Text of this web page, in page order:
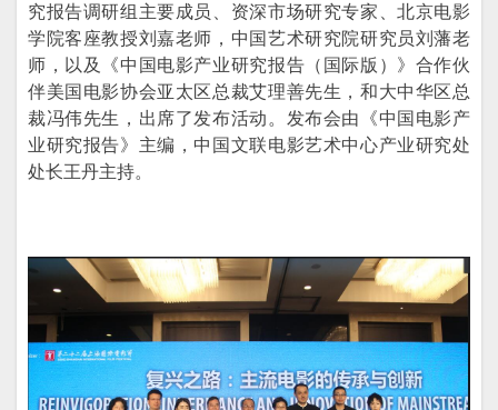
究报告调研组主要成员、资深市场研究专家、北京电影
学院客座教授刘嘉老师，中国艺术研究院研究员刘藩老
师，以及《中国电影产业研究报告（国际版）》合作伙
伴美国电影协会亚太区总裁艾理善先生，和大中华区总
裁冯伟先生，出席了发布活动。发布会由《中国电影产
业研究报告》主编，中国文联电影艺术中心产业研究处
处长王丹主持。